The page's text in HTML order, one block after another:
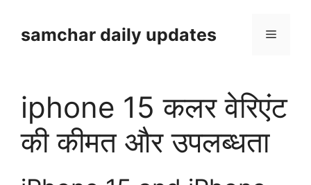
contentsamchar daily updates Menu
iphone 15 कलर वेरिएंट
की कीमत और उपलब्धता